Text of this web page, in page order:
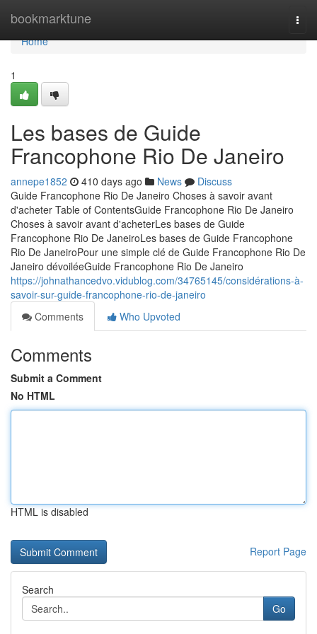
bookmarktune
Home
Home
1
Les bases de Guide
Francophone Rio De Janeiro
annepe1852 410 days ago News
Discuss
Guide Francophone Rio De Janeiro Choses à savoir avant
d'acheter Table of ContentsGuide Francophone Rio De Janeiro
Choses à savoir avant d'acheterLes bases de Guide
Francophone Rio De JaneiroLes bases de Guide Francophone
Rio De JaneiroPour une simple clé de Guide Francophone Rio De
Janeiro dévoiléeGuide Francophone Rio De Janeiro
https://johnathancedvo.vidublog.com/34765145/considérations-à-
savoir-sur-guide-francophone-rio-de-janeiro
Comments
Who Upvoted
Comments
Submit a Comment
No HTML
HTML is disabled
Report Page
Search
Go